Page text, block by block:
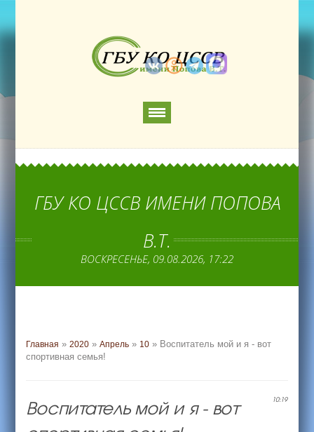
ГБУ КО ЦССВ ИМЕНИ ПОПОВА
В.Т.
ВОСКРЕСЕНЬЕ, 09.08.2026, 17:22
Главная »2020 » Апрель » 10 » Воспитатель мой и я - вот
спортивная семья!
10:19
Воспитатель мой и я - вот